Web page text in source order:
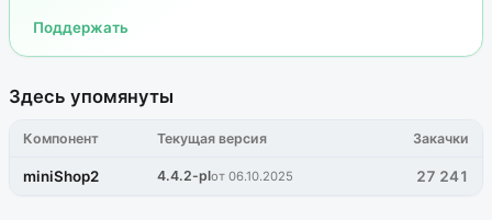
Поддержать
Здесь упомянуты
Компонент Текущая версия Закачки
miniShop2 4.4.2-plот 06.10.2025 27 241